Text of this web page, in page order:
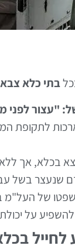
בתי כלא
"עצור
לתקופת
בכלא, אך ללא
שנעצר בשל
של העל"מ
על
לחייל